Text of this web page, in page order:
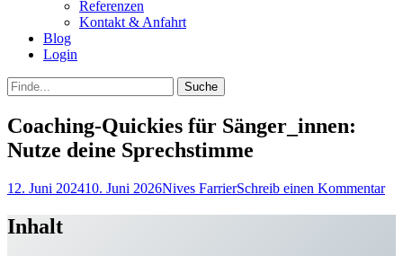
Referenzen
Kontakt & Anfahrt
Blog
Login
bei
der
Suche
Suche
nach:
Coaching-Quickies für Sänger_innen:
Nutze deine Sprechstimme
Posted
12. Juni 202410. Juni 2026Autor
Nives FarrierSchreib einen Kommentar
Inhalt